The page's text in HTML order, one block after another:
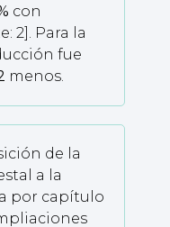
con
2]. Para la
fue
menos.
de la
a la
por capítulo